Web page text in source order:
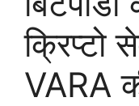
क्रिप्टो
VARA